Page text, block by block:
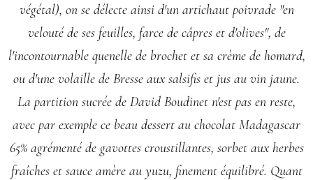
végétal), on se délecte ainsi d'un artichaut poivrade "en
velouté de ses feuilles, farce de câpres et d'olives", de
l'incontournable quenelle de brochet et sa crème de homard,
ou d'une volaille de Bresse aux salsifis et jus au vin jaune.
La partition sucrée de David Boudinet n'est pas en reste,
avec par exemple ce beau dessert au chocolat Madagascar
65% agrémenté de gavottes croustillantes, sorbet aux herbes
fraîches et sauce amère au yuzu, finement équilibré. Quant